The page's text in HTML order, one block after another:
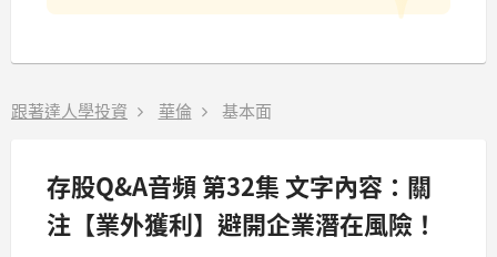
跟著達人學投資 華倫 基本面
存股Q&A音頻 第32集 文字內容：關
注【業外獲利】避開企業潛在風險！